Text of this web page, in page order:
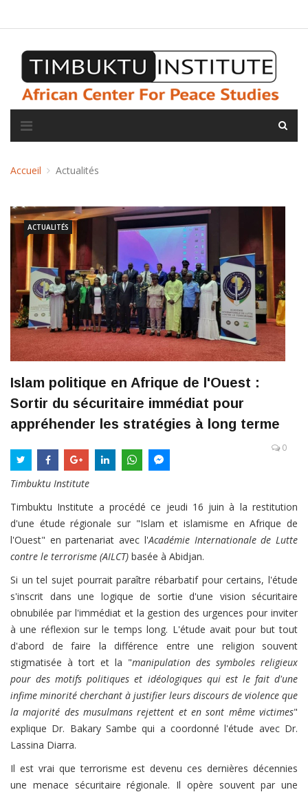
Accueil Actualités
ACTUALITÉS
Islam politique en Afrique de l'Ouest :
Sortir du sécuritaire immédiat pour
appréhender les stratégies à long terme
0
Timbuktu Institute
Timbuktu Institute a procédé ce jeudi 16 juin à la restitution
d'une étude régionale sur "Islam et islamisme en Afrique de
l'Ouest" en partenariat avec l'Académie Internationale de Lutte
contre le terrorisme (AILCT) basée à Abidjan.
Si un tel sujet pourrait paraître rébarbatif pour certains, l'étude
s'inscrit dans une logique de sortie d'une vision sécuritaire
obnubilée par l'immédiat et la gestion des urgences pour inviter
à une réflexion sur le temps long. L'étude avait pour but tout
d'abord de faire la différence entre une religion souvent
stigmatisée à tort et la "manipulation des symboles religieux
pour des motifs politiques et idéologiques qui est le fait d'une
infime minorité cherchant à justifier leurs discours de violence que
la majorité des musulmans rejettent et en sont même victimes"
explique Dr. Bakary Sambe qui a coordonné l'étude avec Dr.
Lassina Diarra.
Il est vrai que terrorisme est devenu ces dernières décennies
une menace sécuritaire régionale. Il opère souvent par une